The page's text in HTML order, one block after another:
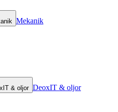
Mekanik
& oljor DeoxIT & oljor